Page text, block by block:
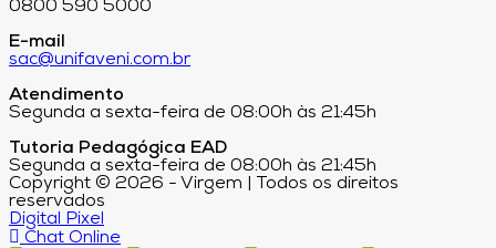
0800 590 5000
E-mail
sac@unifaveni.com.br
Atendimento
Segunda a sexta-feira de 08:00h às 21:45h
Tutoria Pedagógica EAD
Segunda a sexta-feira de 08:00h às 21:45h
Copyright © 2026 - Virgem | Todos os direitos
reservados
Digital Pixel
Chat Online